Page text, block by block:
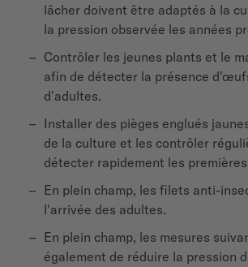
lâcher doivent être adaptés à la
la pression observée les années
Contrôler les jeunes plants et le
afin de détecter la présence
d'adultes.
Installer des pièges englués
de la culture et les contrôler
détecter rapidement les
En plein champ, les filets anti-
l'arrivée des adultes.
En plein champ, les mesures
également de réduire la pression